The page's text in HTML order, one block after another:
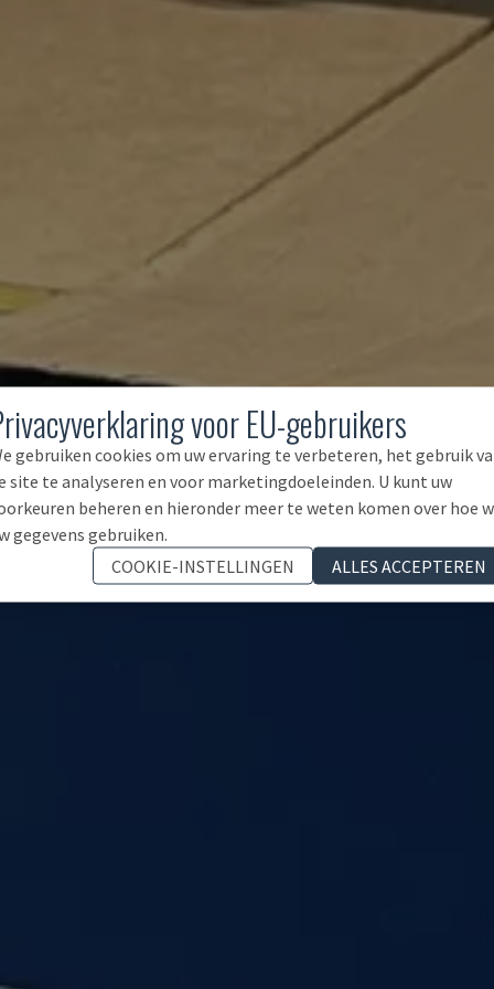
voor EU-gebruikers
gebruiken cookies om uw ervaring te verbeteren, het gebruik
site te analyseren en voor marketingdoeleinden. U kunt uw
beheren en hieronder meer te weten komen over hoe
gegevens gebruiken.
COOKIE-INSTELLINGEN
ALLES ACCEPTEREN